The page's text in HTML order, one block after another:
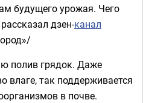
будущего урожая. Чего
дзен-канал
полив грядок. Даже
влаге, так поддерживается
в почве.